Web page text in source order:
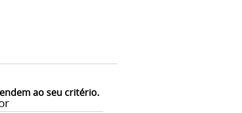
ao seu critério.